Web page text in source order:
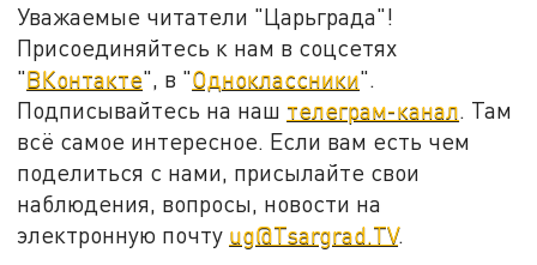
Уважаемые читатели "Царьграда"!
Присоединяйтесь к нам в соцсетях
"ВКонтакте", в "Одноклассники".
Подписывайтесь на наш телеграм-канал. Там
всё самое интересное. Если вам есть чем
поделиться с нами, присылайте свои
наблюдения, вопросы, новости на
электронную почту ug@Tsargrad.TV.